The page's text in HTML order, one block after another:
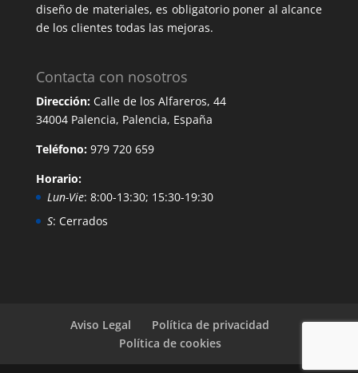
diseño de materiales, es obligatorio poner al alcance
de los clientes todas las mejoras.
Contacta con nosotros
Dirección:Calle de los Alfareros, 44
34004 Palencia, Palencia, España
Teléfono:979 720 659
Horario:
Lun-Vie: 8:00-13:30; 15:30-19:30
S: Cerrados
Aviso Legal
Política de privacidad
Política de cookies